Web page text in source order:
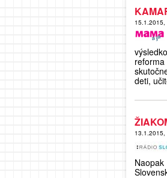
15.1.2015,
deti,
13.1.2015,